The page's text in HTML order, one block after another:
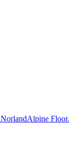
NorlandAlpine Floor